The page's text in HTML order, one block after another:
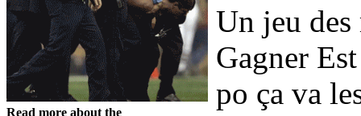
Read more about the
Un jeu des
Gagner
po ça va